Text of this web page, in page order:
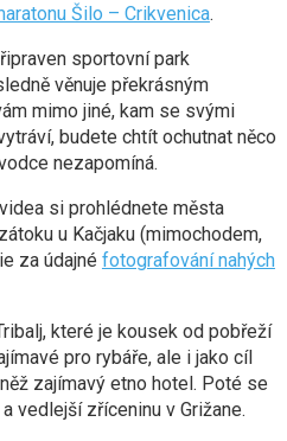
Šilo – Crikvenica.
sportovní park
věnuje překrásným
mimo jiné, kam se svými
budete chtít ochutnat něco
nezapomíná.
si prohlédnete města
u Kačjaku (mimochodem,
za údajné fotografování nahých
které je kousek od pobřeží
pro rybáře, ale i jako cíl
zajímavý etno hotel. Poté se
vedlejší zříceninu v Grižane.